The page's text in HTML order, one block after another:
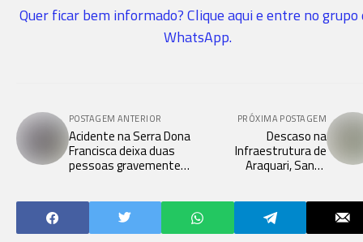
Quer ficar bem informado? Clique aqui e entre no grupo
WhatsApp.
POSTAGEM ANTERIOR
Acidente na Serra Dona
Francisca deixa duas
pessoas gravemente
PRÓXIMA POSTAGEM
Descaso na
Infraestrutura de
Araquari, Santa
Alagamentos.